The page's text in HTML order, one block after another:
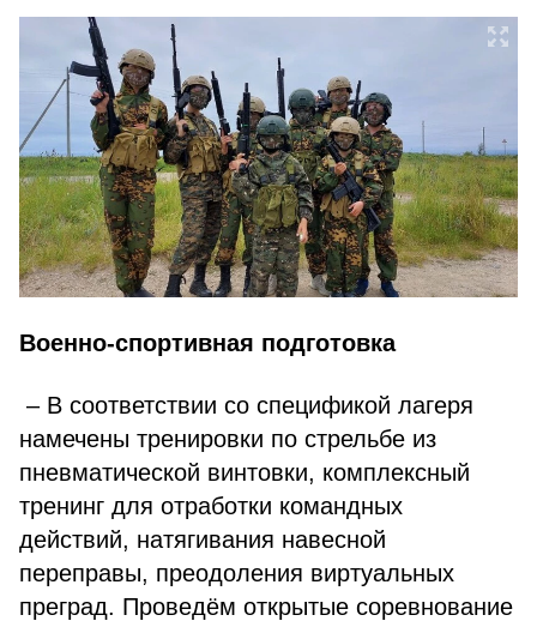
Военно-спортивная подготовка
– В соответствии со спецификой лагеря
намечены тренировки по стрельбе из
пневматической винтовки, комплексный
тренинг для отработки командных
действий, натягивания навесной
переправы, преодоления виртуальных
преград. Проведём открытые соревнование